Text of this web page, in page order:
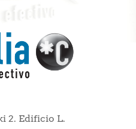
2. Edificio L.